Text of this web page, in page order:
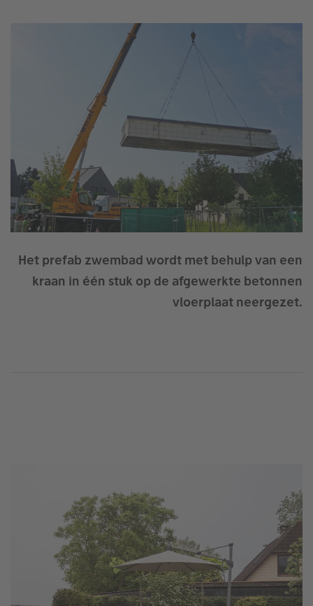
Het prefab zwembad wordt met behulp van een
kraan in één stuk op de afgewerkte betonnen
vloerplaat neergezet.